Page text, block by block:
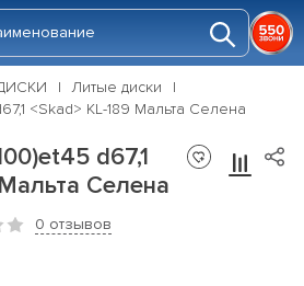
Литые диски
<Skad> KL-189 Мальта Селена
d67,1
Селена
0 отзывов